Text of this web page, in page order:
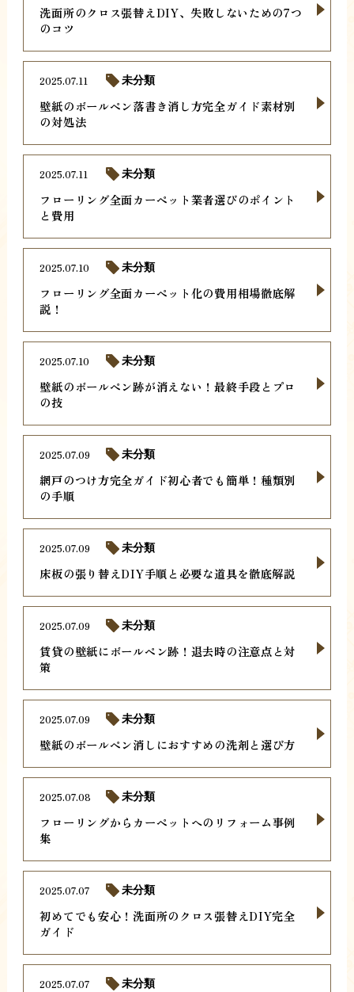
洗面所のクロス張替えDIY、失敗しないための7つ
のコツ
壁紙のボールペン落書き消し方完全ガイド素材別
の対処法
2025.07.11 未分類
フローリング全面カーペット業者選びのポイント
と費用
2025.07.11 未分類
フローリング全面カーペット化の費用相場徹底解
説！
2025.07.10 未分類
壁紙のボールペン跡が消えない！最終手段とプロ
の技
2025.07.10 未分類
網戸のつけ方完全ガイド初心者でも簡単！種類別
の手順
2025.07.09 未分類
床板の張り替えDIY手順と必要な道具を徹底解説
2025.07.09 未分類
賃貸の壁紙にボールペン跡！退去時の注意点と対
策
2025.07.09 未分類
壁紙のボールペン消しにおすすめの洗剤と選び方
2025.07.09 未分類
フローリングからカーペットへのリフォーム事例
集
2025.07.08 未分類
初めてでも安心！洗面所のクロス張替えDIY完全
ガイド
2025.07.07 未分類
2025.07.07 未分類